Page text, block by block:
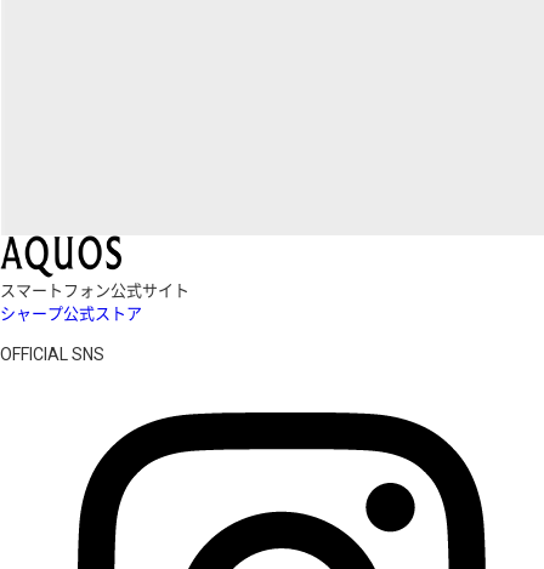
スマートフォン公式サイト
シャープ公式ストア
OFFICIAL SNS